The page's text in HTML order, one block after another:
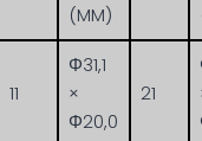
(MM)
11
Φ31,1
×
Φ20,0
21